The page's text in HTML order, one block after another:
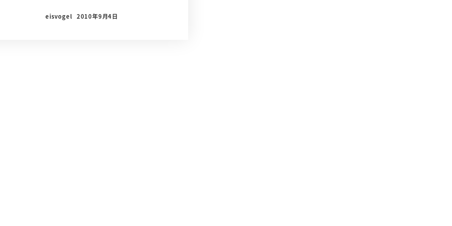
eisvogel 2010年9月4日